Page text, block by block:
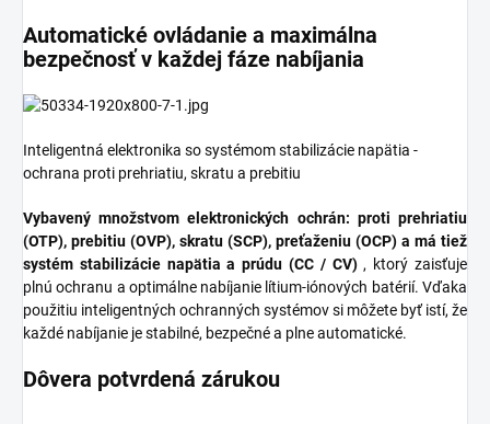
Automatické ovládanie a maximálna
bezpečnosť v každej fáze nabíjania
Inteligentná elektronika so systémom stabilizácie napätia -
ochrana proti prehriatiu, skratu a prebitiu
Vybavený množstvom elektronických ochrán: proti prehriatiu
(OTP), prebitiu (OVP), skratu (SCP), preťaženiu (OCP) a má tiež
systém stabilizácie napätia a prúdu (CC / CV), ktorý zaisťuje
plnú ochranu a optimálne nabíjanie lítium-iónových batérií. Vďaka
použitiu inteligentných ochranných systémov si môžete byť istí, že
každé nabíjanie je stabilné, bezpečné a plne automatické.
Dôvera potvrdená zárukou